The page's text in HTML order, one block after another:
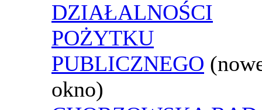
DZIAŁALNOŚCI
POŻYTKU
PUBLICZNEGO
okno)